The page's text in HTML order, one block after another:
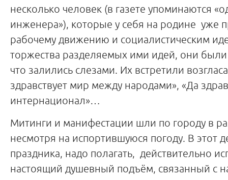
несколько человек (в газете упоминаются
инженера»), которые у себя на родине уже
рабочему движению и социалистическим
торжества разделяемых ими идей, они были
что залились слезами. Их встретили
здравствует мир между народами», «Да
интернационал»…
Митинги и манифестации шли по городу в
несмотря на испортившуюся погоду. В этот
праздника, надо полагать, действительно
настоящий душевный подъём, связанный с